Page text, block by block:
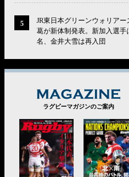
JR東日本グリーンウォリアー
葛が新体制発表。新加入選手
名、金井大雪は再入団
ラグビーマガジンのご案内